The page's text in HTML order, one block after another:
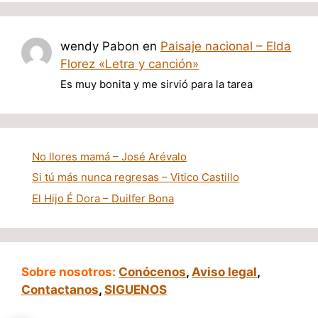
wendy Pabon en Paisaje nacional – Elda
Florez «Letra y canción»
Es muy bonita y me sirvió para la tarea
No llores mamá – José Arévalo
Si tú más nunca regresas – Vitico Castillo
El Hijo É Dora – Duilfer Bona
Sobre nosotros: Conócenos, Aviso legal,
Contactanos, SIGUENOS